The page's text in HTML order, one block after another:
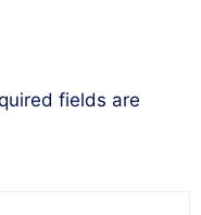
fields are